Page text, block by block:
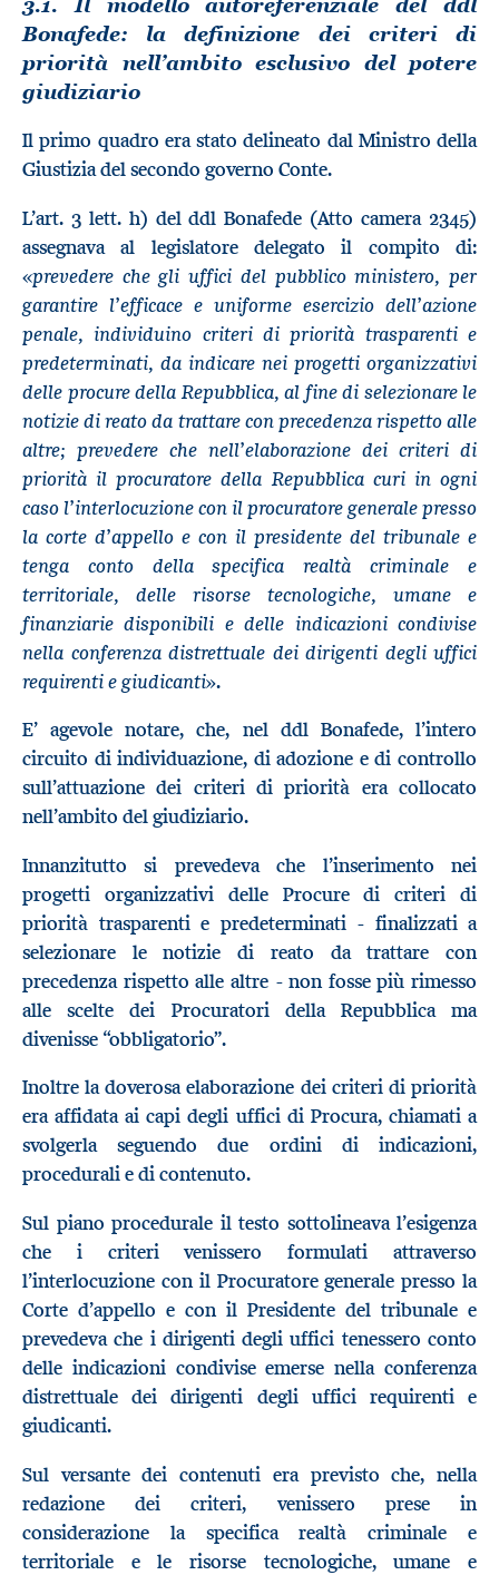
3.1. Il modello autoreferenziale del ddl
Bonafede: la definizione dei criteri di
priorità nell’ambito esclusivo del potere
giudiziario
Il primo quadro era stato delineato dal Ministro della
Giustizia del secondo governo Conte.
L’art. 3 lett. h) del ddl Bonafede (Atto camera 2345)
assegnava al legislatore delegato il compito di:
«prevedere che gli uffici del pubblico ministero, per
garantire l’efficace e uniforme esercizio dell’azione
penale, individuino criteri di priorità trasparenti e
predeterminati, da indicare nei progetti organizzativi
delle procure della Repubblica, al fine di selezionare le
notizie di reato da trattare con precedenza rispetto alle
altre; prevedere che nell’elaborazione dei criteri di
priorità il procuratore della Repubblica curi in ogni
caso l’interlocuzione con il procuratore generale presso
la corte d’appello e con il presidente del tribunale e
tenga conto della specifica realtà criminale e
territoriale, delle risorse tecnologiche, umane e
finanziarie disponibili e delle indicazioni condivise
nella conferenza distrettuale dei dirigenti degli uffici
requirenti e giudicanti».
E’ agevole notare, che, nel ddl Bonafede, l’intero
circuito di individuazione, di adozione e di controllo
sull’attuazione dei criteri di priorità era collocato
nell’ambito del giudiziario.
Innanzitutto si prevedeva che l’inserimento nei
progetti organizzativi delle Procure di criteri di
priorità trasparenti e predeterminati - finalizzati a
selezionare le notizie di reato da trattare con
precedenza rispetto alle altre - non fosse più rimesso
alle scelte dei Procuratori della Repubblica ma
divenisse “obbligatorio”.
Inoltre la doverosa elaborazione dei criteri di priorità
era affidata ai capi degli uffici di Procura, chiamati a
svolgerla seguendo due ordini di indicazioni,
procedurali e di contenuto.
Sul piano procedurale il testo sottolineava l’esigenza
che i criteri venissero formulati attraverso
l’interlocuzione con il Procuratore generale presso la
Corte d’appello e con il Presidente del tribunale e
prevedeva che i dirigenti degli uffici tenessero conto
delle indicazioni condivise emerse nella conferenza
distrettuale dei dirigenti degli uffici requirenti e
giudicanti.
Sul versante dei contenuti era previsto che, nella
redazione dei criteri, venissero prese in
considerazione la specifica realtà criminale e
territoriale e le risorse tecnologiche, umane e